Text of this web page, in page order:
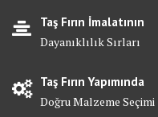
Taş Fırın İmalatının
Dayanıklılık Sırları
Taş Fırın Yapımında
Doğru Malzeme Seçimi